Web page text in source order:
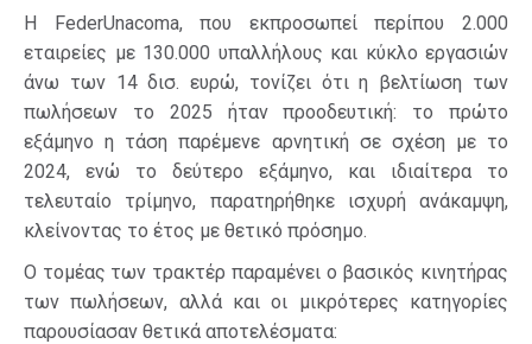
Η FederUnacoma, που εκπροσωπεί περίπου 2.000
εταιρείες με 130.000 υπαλλήλους και κύκλο εργασιών
άνω των 14 δισ. ευρώ, τονίζει ότι η βελτίωση των
πωλήσεων το 2025 ήταν προοδευτική: το πρώτο
εξάμηνο η τάση παρέμενε αρνητική σε σχέση με το
2024, ενώ το δεύτερο εξάμηνο, και ιδιαίτερα το
τελευταίο τρίμηνο, παρατηρήθηκε ισχυρή ανάκαμψη,
κλείνοντας το έτος με θετικό πρόσημο.
Ο τομέας των τρακτέρ παραμένει ο βασικός κινητήρας
των πωλήσεων, αλλά και οι μικρότερες κατηγορίες
παρουσίασαν θετικά αποτελέσματα: